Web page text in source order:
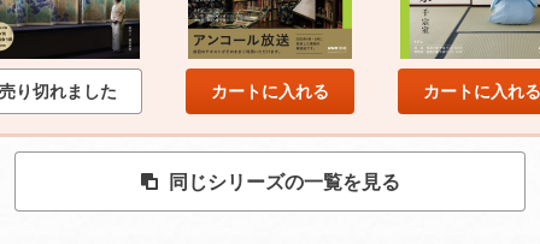
売り切れました カートに入れる カートに入れる
同じシリーズの一覧を見る